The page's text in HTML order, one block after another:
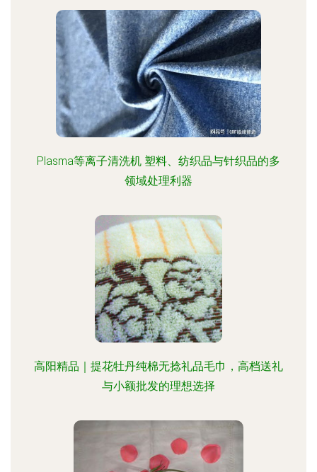
Plasma等离子清洗机 塑料、纺织品与针织品的多
领域处理利器
高阳精品｜提花牡丹纯棉无捻礼品毛巾，高档送礼
与小额批发的理想选择